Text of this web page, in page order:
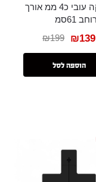
PU מוקה עובי כ4 ממ אורך
₪199 ₪139
הוספה לסל